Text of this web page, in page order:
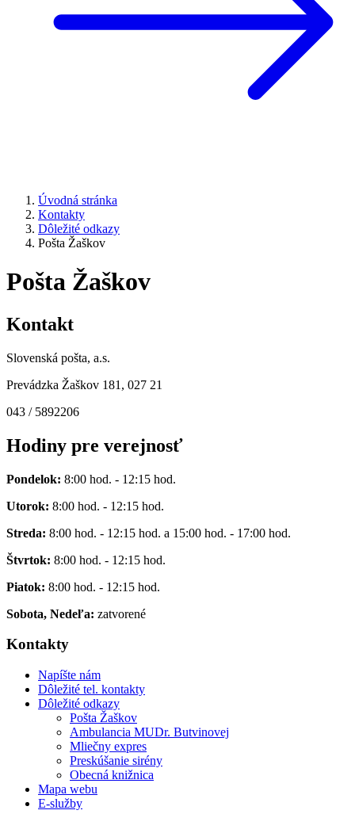
Úvodná stránka
Kontakty
Dôležité odkazy
Pošta Žaškov
Pošta Žaškov
Kontakt
Slovenská pošta, a.s.
Prevádzka Žaškov 181, 027 21
043 / 5892206
Hodiny pre verejnosť
Pondelok: 8:00 hod. - 12:15 hod.
Utorok: 8:00 hod. - 12:15 hod.
Streda: 8:00 hod. - 12:15 hod. a 15:00 hod. - 17:00 hod.
Štvrtok: 8:00 hod. - 12:15 hod.
Piatok: 8:00 hod. - 12:15 hod.
Sobota, Nedeľa: zatvorené
Kontakty
Napíšte nám
Dôležité tel. kontakty
Dôležité odkazy
Pošta Žaškov
Ambulancia MUDr. Butvinovej
Mliečny expres
Preskúšanie sirény
Obecná knižnica
Mapa webu
E-služby